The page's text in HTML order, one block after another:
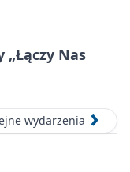
Nas
wydarzenia